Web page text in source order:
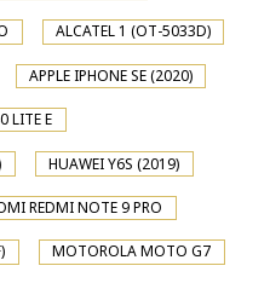
ALCATEL 1 (OT-5033D)
APPLE IPHONE SE (2020)
LITE E
HUAWEI Y6S (2019)
REDMI NOTE 9 PRO
MOTOROLA MOTO G7